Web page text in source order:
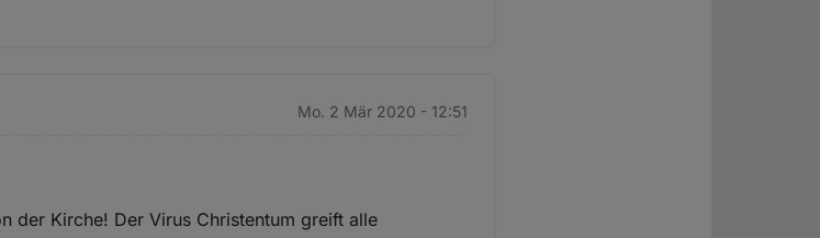
Mo. 2 Mär 2020 - 12:51
der Kirche! Der Virus Christentum greift alle